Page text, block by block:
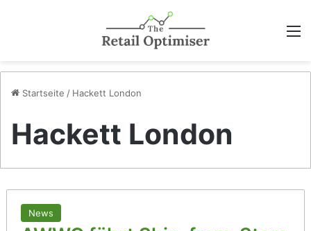
Startseite / Hackett London
Hackett London
News